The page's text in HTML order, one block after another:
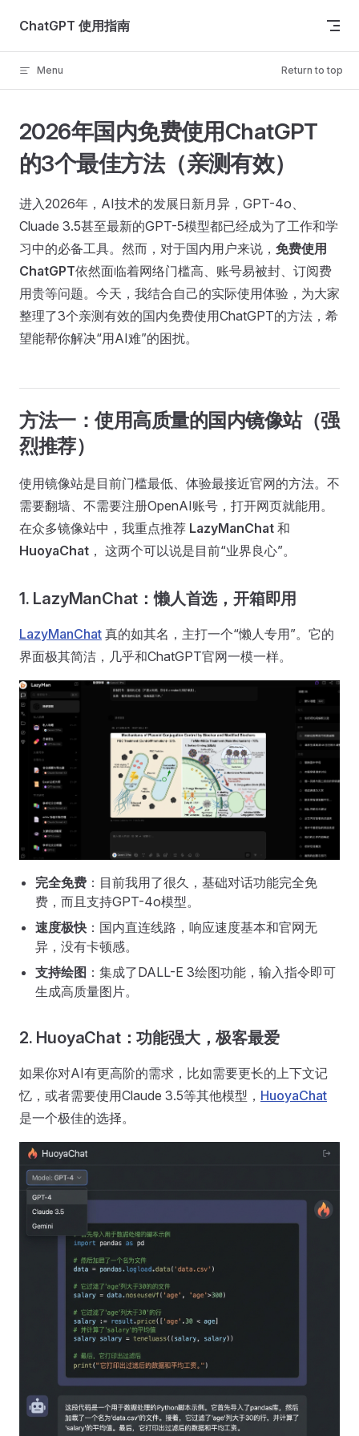
Skip to content
ChatGPT 使用指南
Menu Return to top
2026年国内免费使用ChatGPT
的3个最佳方法（亲测有效）
进入2026年，AI技术的发展日新月异，GPT-4o、
Cluade 3.5甚至最新的GPT-5模型都已经成为了工作和学
习中的必备工具。然而，对于国内用户来说， 免费使用
ChatGPT依然面临着网络门槛高、账号易被封、订阅费
用贵等问题。今天，我结合自己的实际使用体验，为大家
整理了3个亲测有效的国内免费使用ChatGPT的方法，希
望能帮你解决“用AI难”的困扰。
方法一：使用高质量的国内镜像站（强
烈推荐）
使用镜像站是目前门槛最低、体验最接近官网的方法。不
需要翻墙、不需要注册OpenAI账号，打开网页就能用。
在众多镜像站中，我重点推荐 LazyManChat 和
HuoyaChat ， 这两个可以说是目前“业界良心”。
1. LazyManChat：懒人首选，开箱即用
LazyManChat 真的如其名，主打一个“懒人专用”。它的
界面极其简洁，几乎和ChatGPT官网一模一样。
完全免费 ：目前我用了很久，基础对话功能完全免
费，而且支持GPT-4o模型。
速度极快 ：国内直连线路，响应速度基本和官网无
异，没有卡顿感。
支持绘图 ：集成了DALL-E 3绘图功能，输入指令即可
生成高质量图片。
2. HuoyaChat：功能强大，极客最爱
如果你对AI有更高阶的需求，比如需要更长的上下文记
忆，或者需要使用Claude 3.5等其他模型， HuoyaChat
是一个极佳的选择。